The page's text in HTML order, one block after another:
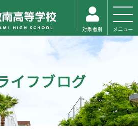
対象者別 メニュー
イフブログ